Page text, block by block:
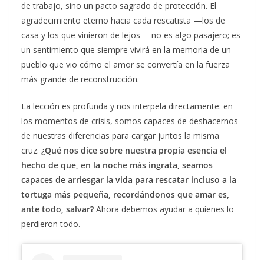
de trabajo, sino un pacto sagrado de protección. El
agradecimiento eterno hacia cada rescatista —los de
casa y los que vinieron de lejos— no es algo pasajero; es
un sentimiento que siempre vivirá en la memoria de un
pueblo que vio cómo el amor se convertía en la fuerza
más grande de reconstrucción.
La lección es profunda y nos interpela directamente: en
los momentos de crisis, somos capaces de deshacernos
de nuestras diferencias para cargar juntos la misma
cruz. ¿Qué nos dice sobre nuestra propia esencia el
hecho de que, en la noche más ingrata, seamos
capaces de arriesgar la vida para rescatar incluso a la
tortuga más pequeña, recordándonos que amar es,
ante todo, salvar? Ahora debemos ayudar a quienes lo
perdieron todo.